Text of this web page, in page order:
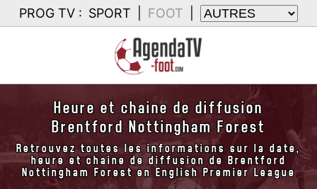
PROG TV : SPORT FOOT
Heure et chaine de diffusion
Brentford Nottingham Forest
Retrouvez toutes les informations sur la date,
heure et chaine de diffusion de Brentford
Nottingham Forest en English Premier League